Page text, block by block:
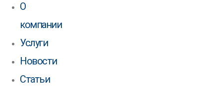
О
компании
Услуги
Новости
Статьи